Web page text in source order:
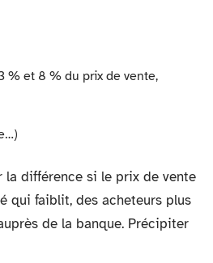
% et 8 % du prix de vente,
différence si le prix de vente
qui faiblit, des acheteurs plus
de la banque. Précipiter